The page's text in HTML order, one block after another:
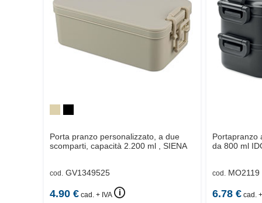
Porta pranzo personalizzato, a due
scomparti, capacità 2.200 ml ,
SIENA
cod. GV1349525
4.90 € cad. + IVA 🛈
Portapranzo
da 800 ml
cod. MO2119
6.78€ cad.